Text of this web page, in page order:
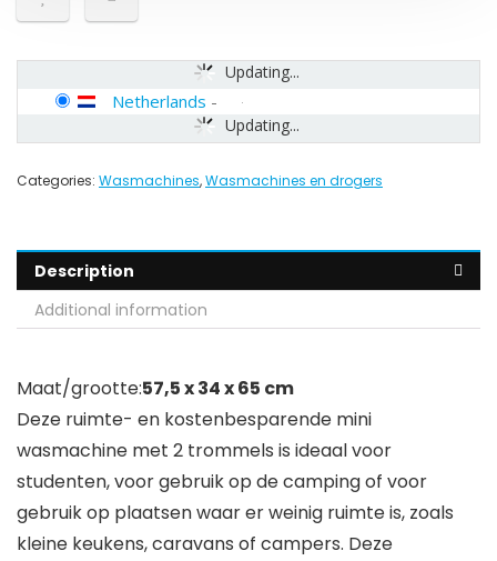
Updating...
Updating...
Netherlands -
Categories: Wasmachines,Wasmachines en drogers
Description
Additional information
Maat/grootte:57,5 x 34 x 65 cm
Deze ruimte- en kostenbesparende mini
wasmachine met 2 trommels is ideaal voor
studenten, voor gebruik op de camping of voor
gebruik op plaatsen waar er weinig ruimte is, zoals
kleine keukens, caravans of campers. Deze